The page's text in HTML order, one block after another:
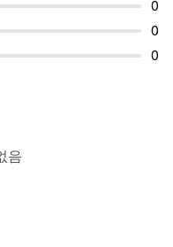
0
0
0
음